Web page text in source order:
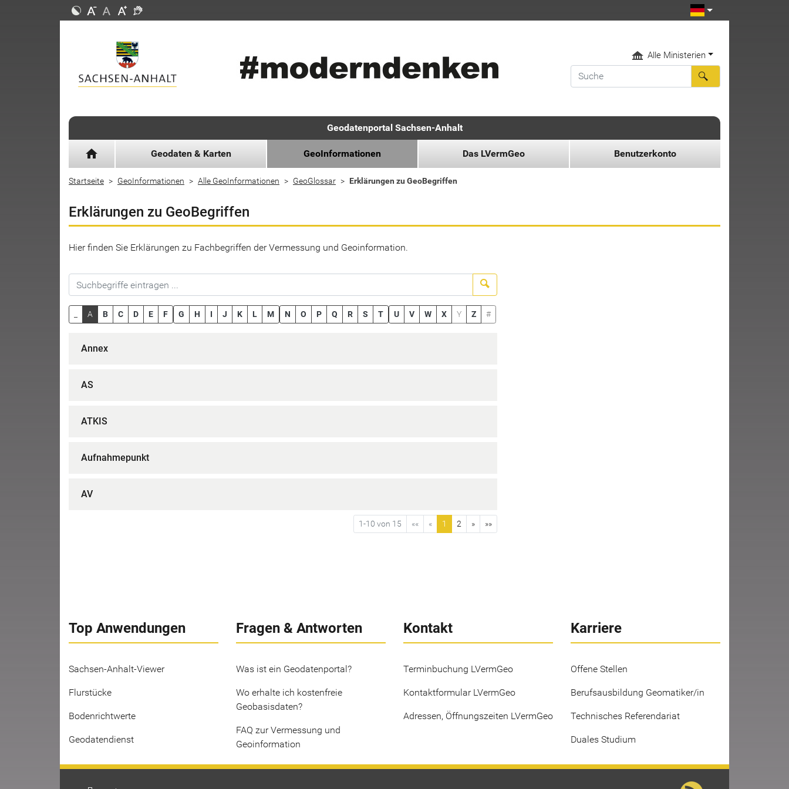
Alle Ministerien
Geodatenportal Sachsen-Anhalt
home Geodaten & Karten GeoInformationen Das LVermGeo Benutzerkonto
Startseite GeoInformationen Alle GeoInformationen GeoGlossar Erklärungen zu GeoBegriffen
Erklärungen zu GeoBegriffen
Hier finden Sie Erklärungen zu Fachbegriffen der Vermessung und Geoinformation.
A B C D E F G H I J K L M N O P Q R S T U V W X Y Z #
Annex
AS
ATKIS
Aufnahmepunkt
AV
1-10 von 15 «« « 1 2 » »»
Top Anwendungen
Sachsen-Anhalt-Viewer
Flurstücke
Bodenrichtwerte
Geodatendienst
Fragen & Antworten
Was ist ein Geodatenportal?
Wo erhalte ich kostenfreie
Geobasisdaten?
FAQ zur Vermessung und
Geoinformation
Kontakt
Terminbuchung LVermGeo
Kontaktformular LVermGeo
Adressen, Öffnungszeiten LVermGeo
Karriere
Offene Stellen
Berufsausbildung Geomatiker/in
Technisches Referendariat
Duales Studium